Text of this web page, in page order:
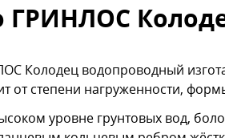
ГРИНЛОС
Колодец водопроводный
от степени нагруженности,
уровне грунтовых вод,